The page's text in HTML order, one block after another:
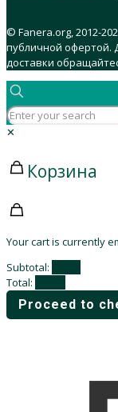
© Fanera.org, 2012-
публичной офертой.
доставки
✕
Корзина
Your cart is currently
Subtotal:
Total:
Proceed to